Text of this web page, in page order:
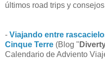
últimos road trips y
- Viajando entre
Cinque Terre (Blog "
Calendario de Adviento